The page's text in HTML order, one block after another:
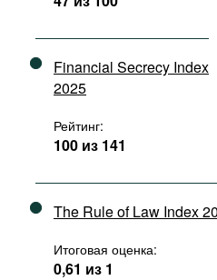
Financial Secrecy Index
2025
Рейтинг:
100 из 141
The Rule of Law Index
Итоговая оценка:
0,61 из 1